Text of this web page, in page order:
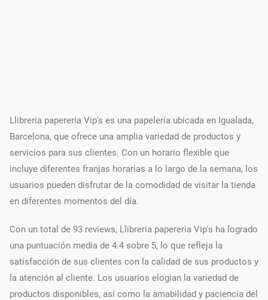
Llibreria papereria Vip's es una papelería ubicada en Igualada,
Barcelona, que ofrece una amplia variedad de productos y
servicios para sus clientes. Con un horario flexible que
incluye diferentes franjas horarias a lo largo de la semana, los
usuarios pueden disfrutar de la comodidad de visitar la tienda
en diferentes momentos del día.
Con un total de 93 reviews, Llibreria papereria Vip's ha logrado
una puntuación media de 4.4 sobre 5, lo que refleja la
satisfacción de sus clientes con la calidad de sus productos y
la atención al cliente. Los usuarios elogian la variedad de
productos disponibles, así como la amabilidad y paciencia del